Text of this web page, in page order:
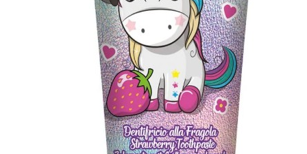
occhi
Eyeliner
Mascara
Matita
occhi
Antiocchiaie
e correttori
Matita